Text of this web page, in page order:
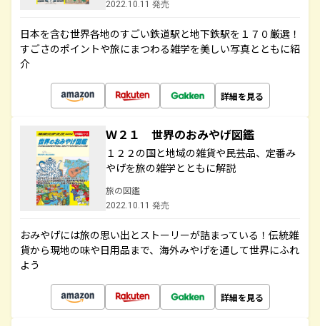
2022.10.11 発売
日本を含む世界各地のすごい鉄道駅と地下鉄駅を１７０厳選！
すごさのポイントや旅にまつわる雑学を美しい写真とともに紹
介
詳細を見る
Ｗ２１ 世界のおみやげ図鑑
１２２の国と地域の雑貨や民芸品、定番み
やげを旅の雑学とともに解説
旅の図鑑
2022.10.11 発売
おみやげには旅の思い出とストーリーが詰まっている！伝統雑
貨から現地の味や日用品まで、海外みやげを通して世界にふれ
よう
詳細を見る